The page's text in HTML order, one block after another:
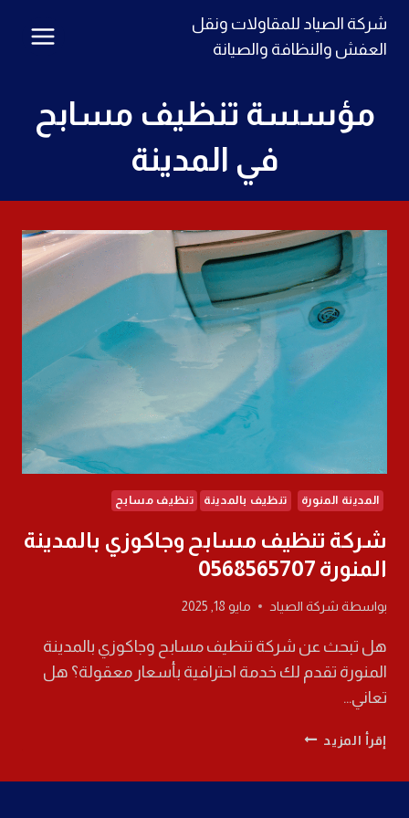
التجاوز
شركة الصياد للمقاولات ونقل
العفش والنظافة والصيانة
مؤسسة تنظيف مسابح
في المدينة
المدينة المنورة تنظيف بالمدينة تنظيف مسابح
شركة تنظيف مسابح وجاكوزي بالمدينة
المنورة 0568565707
بواسطة شركة الصياد مايو 18, 2025
هل تبحث عن شركة تنظيف مسابح وجاكوزي بالمدينة
المنورة تقدم لك خدمة احترافية بأسعار معقولة؟ هل
تعاني…
إقرأ المزيد شركة